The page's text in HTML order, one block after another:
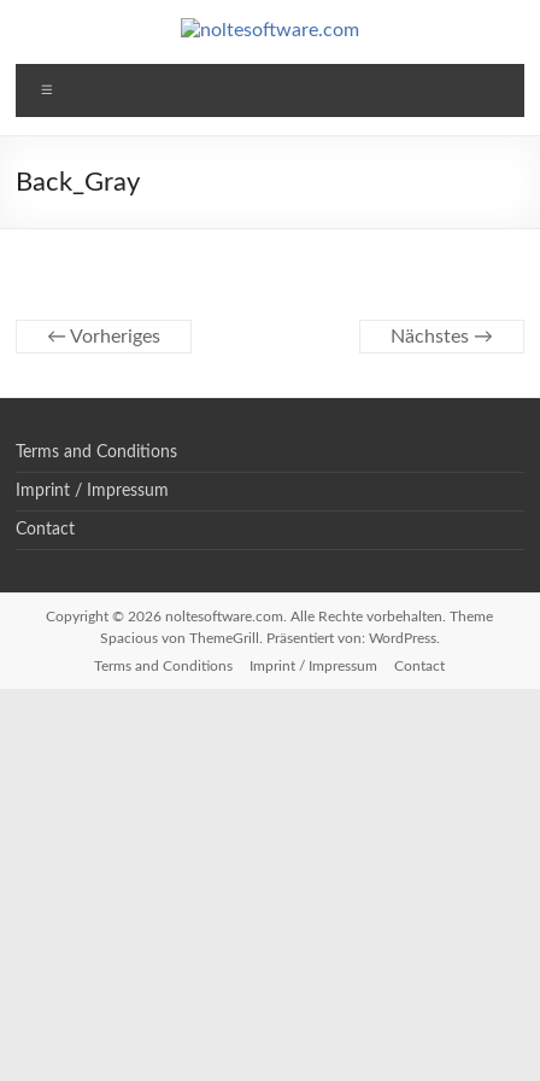
noltesoftware.com
Software
High-
Back_Gray
← Vorheriges Nächstes →
Terms and Conditions
Imprint / Impressum
Contact
Copyright © 2026 noltesoftware.com . Alle Rechte vorbehalten. Theme
Spaciousvon ThemeGrill. Präsentiert von: WordPress.
Terms and Conditions
Imprint / Impressum Contact